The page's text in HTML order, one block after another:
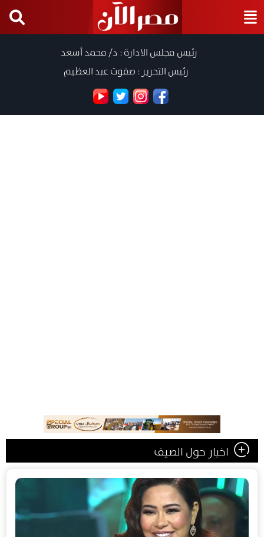
رئيس مجلس الادارة : د/ محمد أسعد
رئيس التحرير : صفوت عبد العظيم
اخبار حول الصيف